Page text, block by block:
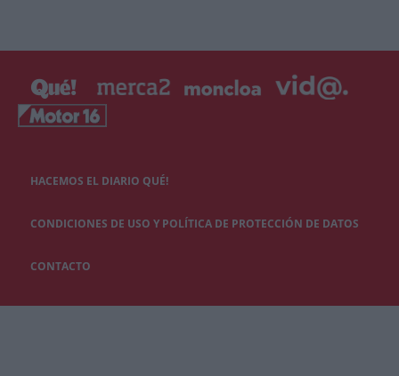
HACEMOS EL DIARIO QUÉ!
CONDICIONES DE USO Y POLÍTICA DE PROTECCIÓN DE DATOS
CONTACTO